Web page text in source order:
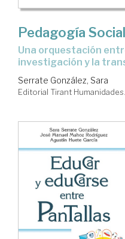
Pedagogía Social
Una orquestación entre la docencia, la
investigación y la
Serrate González, Sara
Editorial Tirant